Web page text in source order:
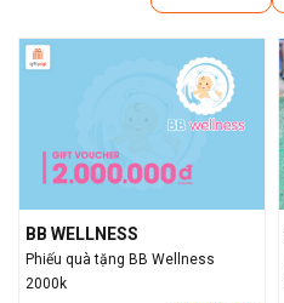
BB WELLNESS
Phiếu quà tặng BB Wellness
2000k